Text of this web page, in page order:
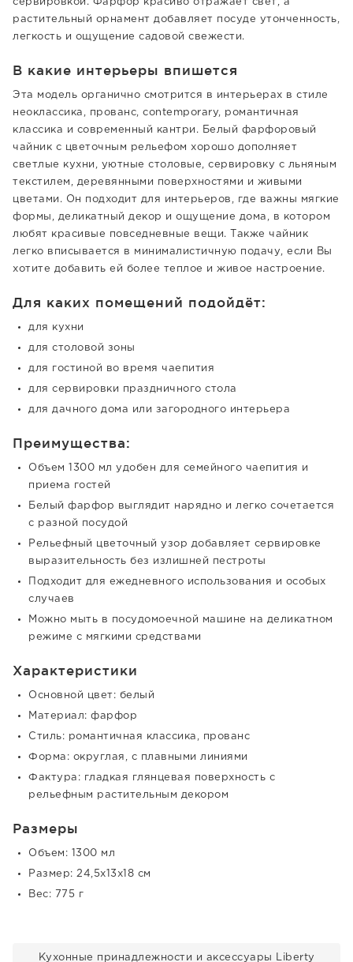
сервировкой. Фарфор красиво отражает свет, а
растительный орнамент добавляет посуде утонченность,
легкость и ощущение садовой свежести.
В какие интерьеры впишется
Эта модель органично смотрится в интерьерах в стиле
неоклассика, прованс, contemporary, романтичная
классика и современный кантри. Белый фарфоровый
чайник с цветочным рельефом хорошо дополняет
светлые кухни, уютные столовые, сервировку с льняным
текстилем, деревянными поверхностями и живыми
цветами. Он подходит для интерьеров, где важны мягкие
формы, деликатный декор и ощущение дома, в котором
любят красивые повседневные вещи. Также чайник
легко вписывается в минималистичную подачу, если Вы
хотите добавить ей более теплое и живое настроение.
Для каких помещений подойдёт:
для кухни
для столовой зоны
для гостиной во время чаепития
для сервировки праздничного стола
для дачного дома или загородного интерьера
Преимущества:
Объем 1300 мл удобен для семейного чаепития и
приема гостей
Белый фарфор выглядит нарядно и легко сочетается
с разной посудой
Рельефный цветочный узор добавляет сервировке
выразительность без излишней пестроты
Подходит для ежедневного использования и особых
случаев
Можно мыть в посудомоечной машине на деликатном
режиме с мягкими средствами
Характеристики
Основной цвет: белый
Материал: фарфор
Стиль: романтичная классика, прованс
Форма: округлая, с плавными линиями
Фактура: гладкая глянцевая поверхность с
рельефным растительным декором
Размеры
Объем: 1300 мл
Размер: 24,5х13х18 см
Вес: 775 г
Кухонные принадлежности и аксессуары Liberty